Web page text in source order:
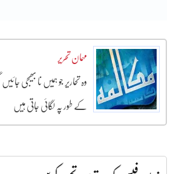
مہمان تحریر
وہ تحاریر جو ہمیں نا بھیجی
کے طور پہ لگائی جاتی ہیں